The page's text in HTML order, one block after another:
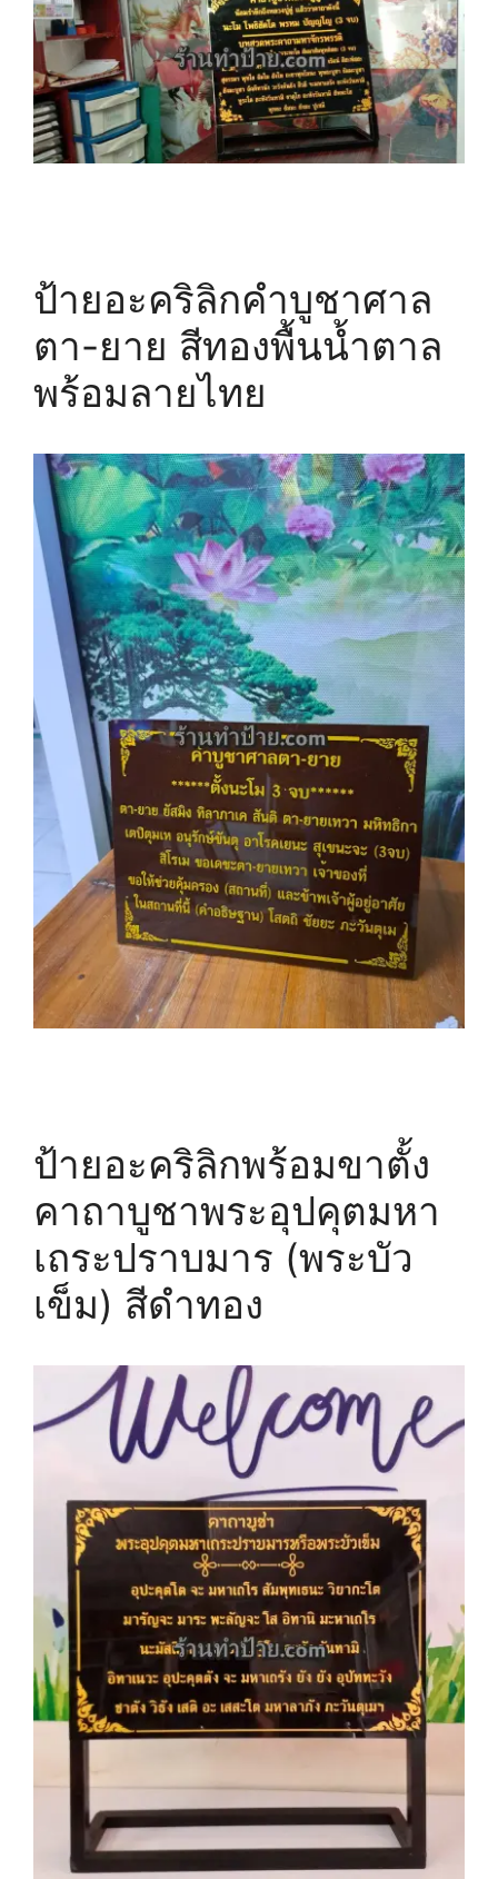
ป้ายอะคริลิกคำบูชาศาล
ตา-ยาย สีทองพื้นน้ำตาล
พร้อมลายไทย
ป้ายอะคริลิกพร้อมขาตั้ง
คาถาบูชาพระอุปคุตมหา
เถระปราบมาร (พระบัว
เข็ม) สีดำทอง